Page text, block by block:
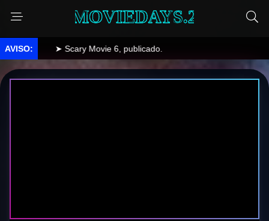
MOVIEDAYS.2
➤ Scary Movie 6, publicado.